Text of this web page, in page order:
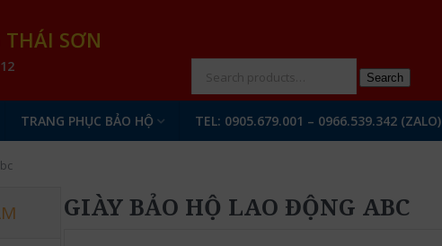
SƠN
Search
TRANG PHỤC BẢO HỘ TEL: 0905.679.001 – 0966.539.342 (ZALO)
GIÀY BẢO HỘ LAO ĐỘNG ABC